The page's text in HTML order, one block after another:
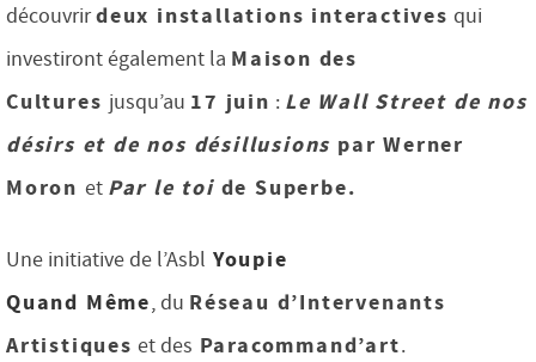
découvrirdeux installations interactives qui
investiront également la Maison des
Cultures jusqu’au 17 juin : Le Wall Street de nos
désirs et de nos désillusions par Werner
Moron et Par le toide Superbe.
Une initiative de l’Asbl Youpie
Quand Même,du Réseau d’Intervenants
Artistiques et des Paracommand’art.